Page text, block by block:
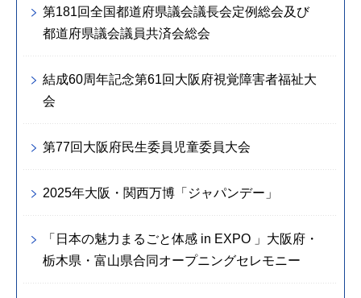
第181回全国都道府県議会議長会定例総会及び
都道府県議会議員共済会総会
結成60周年記念第61回大阪府視覚障害者福祉大
会
第77回大阪府民生委員児童委員大会
2025年大阪・関西万博「ジャパンデー」
「日本の魅力まるごと体感 in EXPO 」大阪府・
栃木県・富山県合同オープニングセレモニー